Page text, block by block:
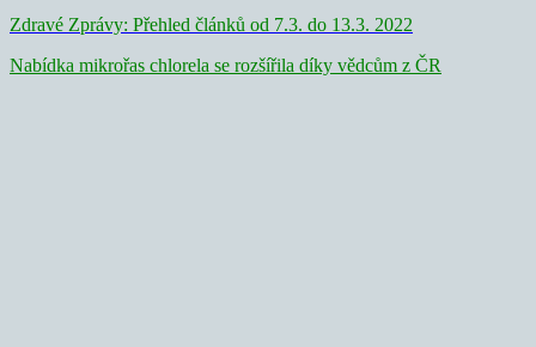
Zdravé Zprávy: Přehled článků od 7.3. do 13.3. 2022
Nabídka mikrořas chlorela se rozšířila díky vědcům z ČR